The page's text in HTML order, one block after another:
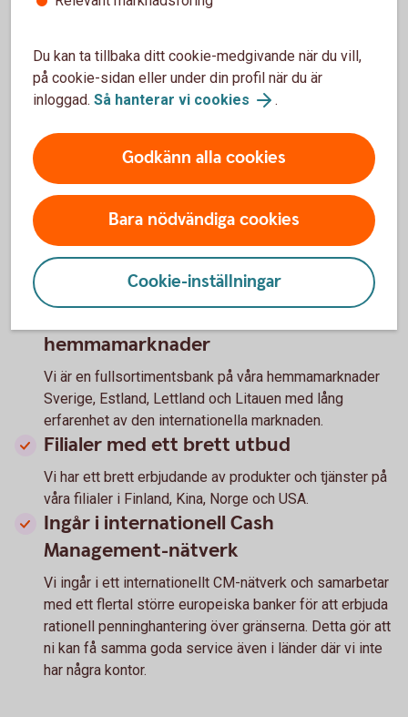
effektivt vis.
Kontakta er kundansvarig eller bankkontor för att
Valutasäkra er affär
Varför välja oss som partner?
hemmamarknader
Vi är en fullsortimentsbank på våra hemmamarknader
Sverige, Estland, Lettland och Litauen med lång
erfarenhet av den internationella marknaden.
Filialer med ett brett utbud
Vi har ett brett erbjudande av produkter och tjänster på
våra filialer i Finland, Kina, Norge och USA.
Ingår i internationell Cash
Management-nätverk
Vi ingår i ett internationellt CM-nätverk och samarbetar
med ett flertal större europeiska banker för att erbjuda
rationell penninghantering över gränserna. Detta gör att
ni kan få samma goda service även i länder där vi inte
har några kontor.
Du kan ta tillbaka ditt cookie-medgivande när du vill,
på cookie-sidan eller under din profil när du är
inloggad. Så hanterar vi cookies .
Godkänn alla cookies
Bara nödvändiga cookies
Cookie-inställningar